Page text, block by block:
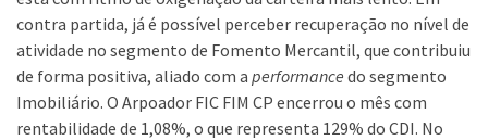
contra partida, já é possível perceber recuperação no nível de
atividade no segmento de Fomento Mercantil, que contribuiu
de forma positiva, aliado com a performance do segmento
Imobiliário. O Arpoador FIC FIM CP encerrou o mês com
rentabilidade de 1,08%, o que representa 129% do CDI. No